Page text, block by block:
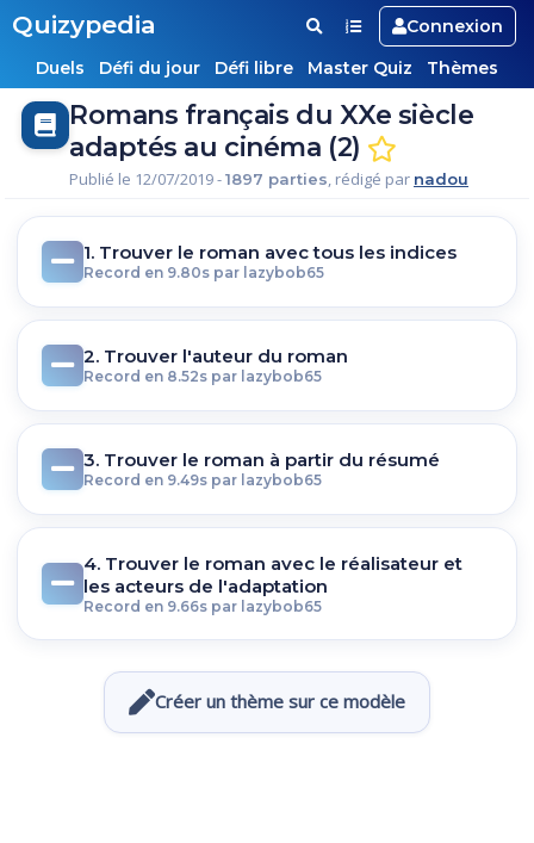
Quizypedia
Connexion
Duels
Défi du jour Défi libre Master Quiz Thèmes
Romans français du XXe siècle
adaptés au cinéma (2)
Publié le 12/07/2019 -1897 parties, rédigé par nadou
1. Trouver le roman avec tous les indices
Record en 9.80s par lazybob65
2. Trouver l'auteur du roman
Record en 8.52s par lazybob65
3. Trouver le roman à partir du résumé
Record en 9.49s par lazybob65
4. Trouver le roman avec le réalisateur et
les acteurs de l'adaptation
Record en 9.66s par lazybob65
Créer un thème sur ce modèle